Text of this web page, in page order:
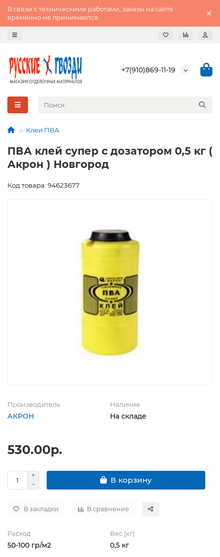
В связи с техническими работами, заказы на сайте
временно не принимаются
+7(910)869-11-19
Клеи ПВА
ПВА клей супер с дозатором 0,5 кг (
Акрон ) Новгород
Код товара: 94623677
Производитель
АКРОН
Наличие
На складе
530.00р.
В корзину
В закладки В сравнение
Расход
50-100 гр/м2
Вес (кг)
0,5 кг